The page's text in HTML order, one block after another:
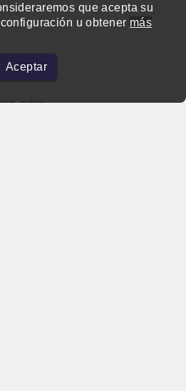
que acepta su
u obtener más
Aceptar